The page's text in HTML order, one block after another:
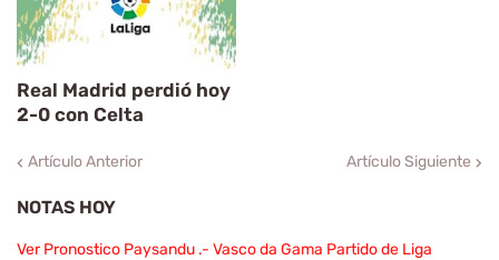
Real Madrid perdió hoy
2-0 con Celta
Artículo Anterior Artículo Siguiente
NOTAS HOY
Ver Pronostico Paysandu .- Vasco da Gama Partido de Liga